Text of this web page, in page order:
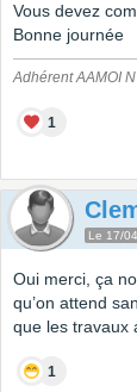
Vous devez
Bonne journée
Adhérent AAMOI
1
Le 17/
Oui merci, ça
qu’on attend
que les travaux
1